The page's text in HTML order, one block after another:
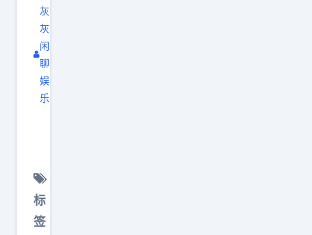
灰
灰
闲
聊
娱
乐
园
篇
的
标
签